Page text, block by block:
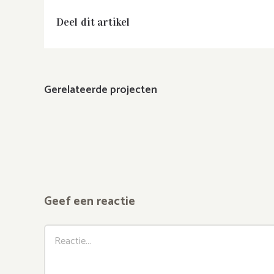
Deel dit artikel
Gerelateerde projecten
Geef een reactie
Reactie